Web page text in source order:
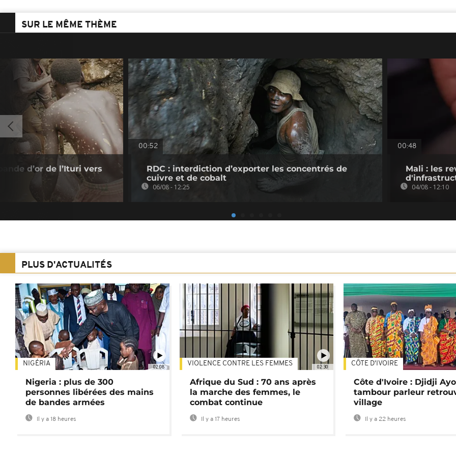
SUR LE MÊME THÈME
d’or de l’Ituri vers
00:52
RDC : interdiction d’exporter les concentrés de
cuivre et de cobalt
06/08 - 12:25
00:48
Mali : les
04/08 - 12:10
PLUS D'ACTUALITÉS
02:08
NIGÉRIA
Nigeria : plus de 300
personnes libérées des mains
de bandes armées
Il y a 18 heures
02:30
VIOLENCE CONTRE LES FEMMES
Afrique du Sud : 70 ans après
la marche des femmes, le
combat continue
Il y a 17 heures
CÔTE D'IVOIRE
Côte d'Ivoire : Djidji
tambour parleur
village
Il y a 22 heures